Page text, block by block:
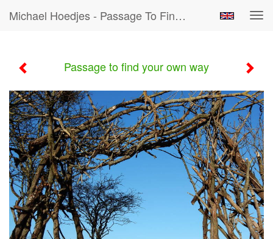
Michael Hoedjes - Passage To Find Your Own Way
Passage to find your own way